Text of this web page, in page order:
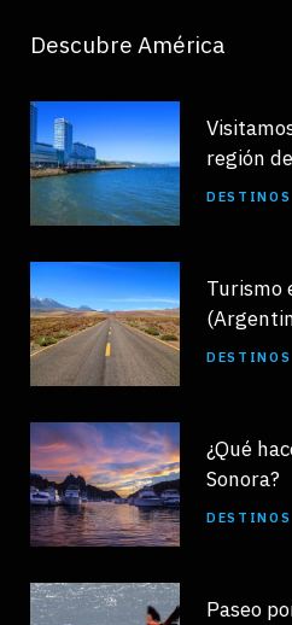
Descubre América
región
DESTINOS
Turismo
DESTINOS
¿Qué
Sonora?
DESTINOS
Paseo